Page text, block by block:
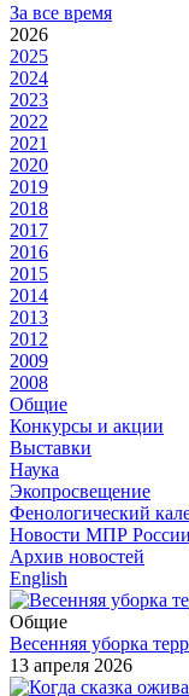
За все время
2026
2025
2024
2023
2022
2021
2020
2019
2018
2017
2016
2015
2014
2013
2012
2009
2008
Общие
Конкурсы и акции
Выставки
Наука
Экопросвещение
Фенологический
Новости МПР России
Архив новостей
English
Общие
Весенняя уборка
13 апреля 2026